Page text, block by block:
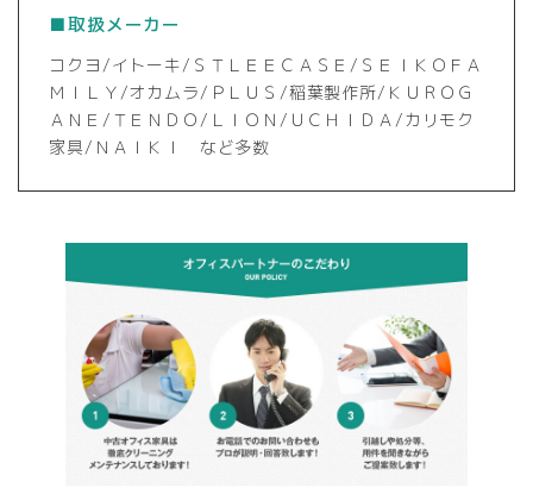
■取扱メーカー
コクヨ/イトーキ/ＳＴＬＥＥＣＡＳＥ/ＳＥＩＫＯＦＡ
ＭＩＬＹ/オカムラ/ＰＬＵＳ/稲葉製作所/ＫＵＲＯＧ
ＡＮＥ/ＴＥＮＤＯ/ＬＩＯＮ/ＵＣＨＩＤＡ/カリモク
家具/ＮＡＩＫＩ など多数